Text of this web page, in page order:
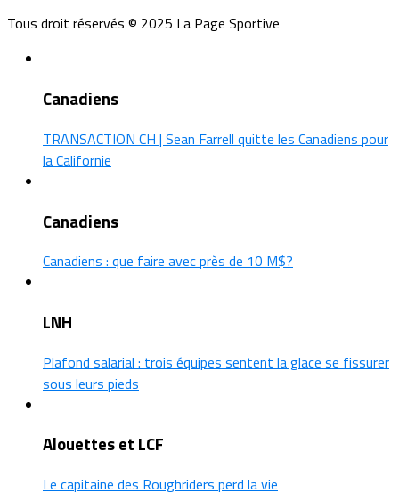
Tous droit réservés © 2025 La Page Sportive
Canadiens
TRANSACTION CH | Sean Farrell quitte les Canadiens pour
la Californie
Canadiens
Canadiens : que faire avec près de 10 M$?
LNH
Plafond salarial : trois équipes sentent la glace se fissurer
sous leurs pieds
Alouettes et LCF
Le capitaine des Roughriders perd la vie